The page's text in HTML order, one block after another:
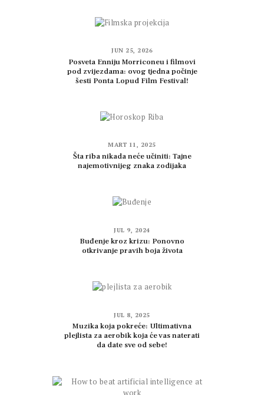
JUN 25, 2026
Posveta Enniju Morriconeu i filmovi
pod zvijezdama: ovog tjedna počinje
šesti Ponta Lopud Film Festival!
MART 11, 2025
Šta riba nikada neće učiniti: Tajne
najemotivnijeg znaka zodijaka
JUL 9, 2024
Buđenje kroz krizu: Ponovno
otkrivanje pravih boja života
JUL 8, 2025
Muzika koja pokreće: Ultimativna
plejlista za aerobik koja će vas naterati
da date sve od sebe!